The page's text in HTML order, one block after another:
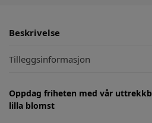
Beskrivelse
Tilleggsinformasjon
Oppdag friheten med vår
lilla blomst